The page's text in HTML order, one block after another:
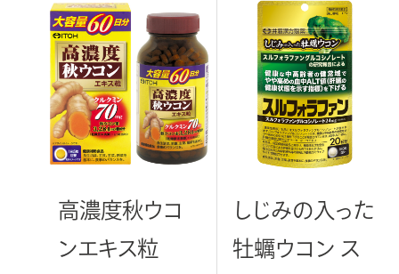
企業情報
外
部
サ
イ
を
別
ウ
採用情報
お問い合わせ
ニュースリリース サイトのご利用規約
高濃度秋ウコ
ンエキス粒
しじみの入った
牡蠣ウコン ス